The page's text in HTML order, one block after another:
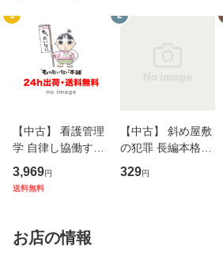
1
【中古】 看護管理
学 自律し協働する
専門職の看護マネ
ジメントスキル 改
恵 藤本幸三 / 南江
堂 [単行
3,969円
送料無料
2
【中古】 斜め屋敷
の犯罪 長編本格推
理小説 (光文社文
庫) / 島田荘司 / 光
329円
お店の情報